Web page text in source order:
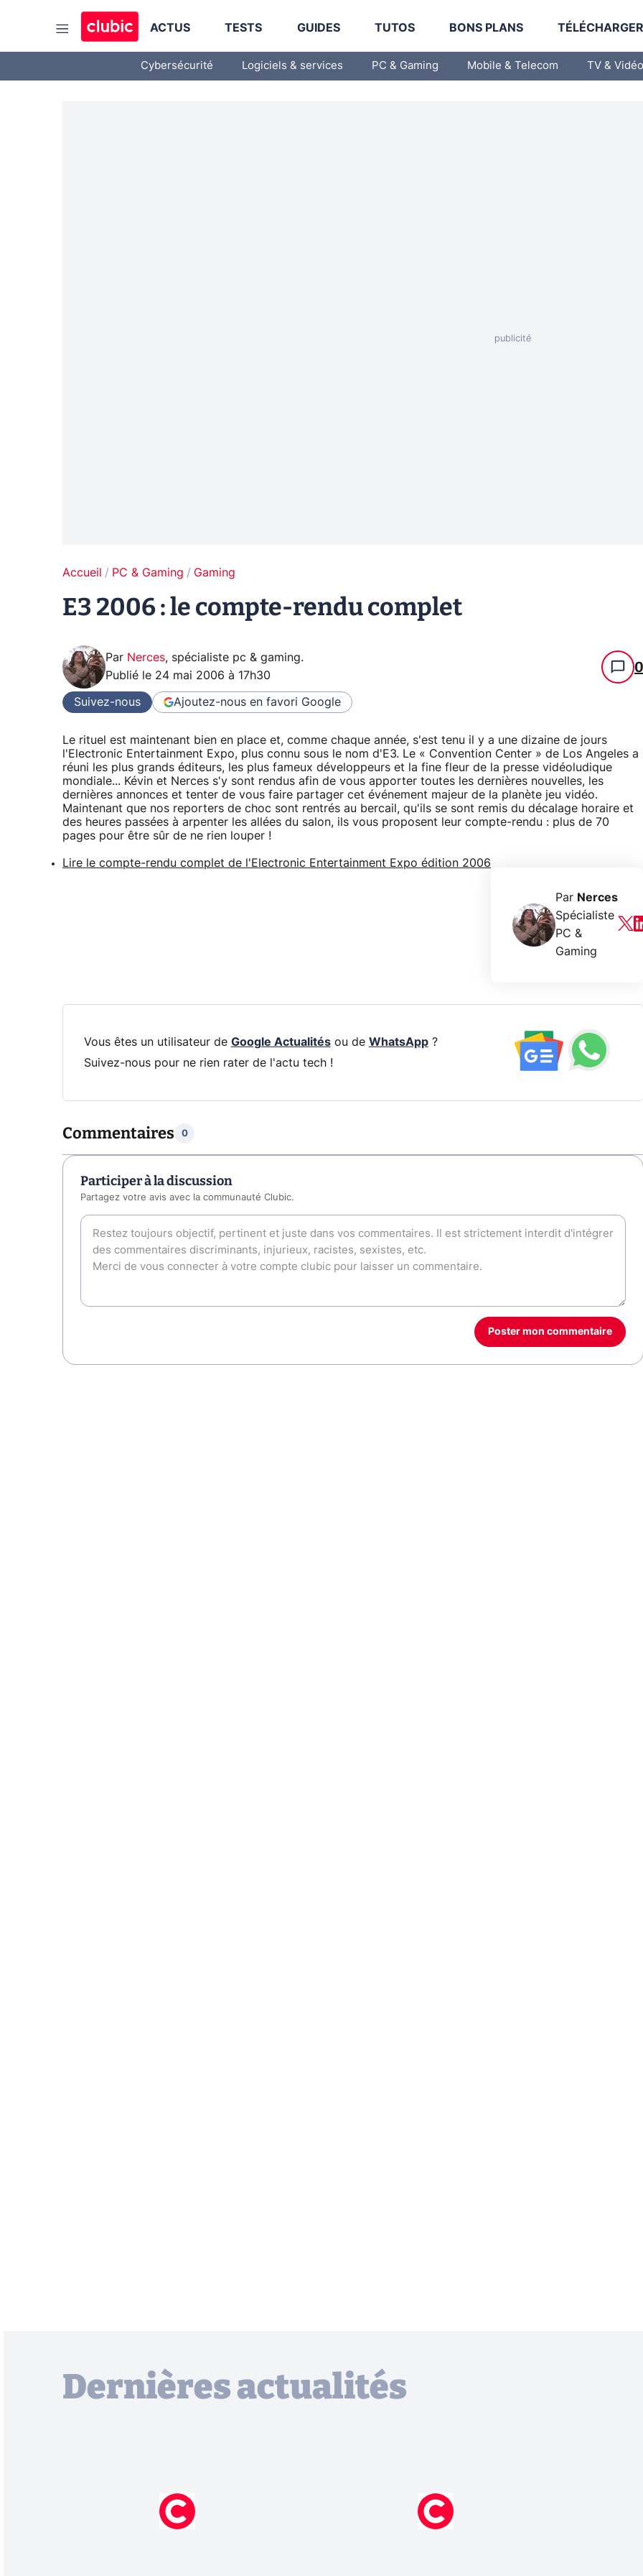
ACTUS TESTS GUIDES TUTOS BONS PLANS
Cybersécurité Logiciels & services PC & Gaming Mobile & Telecom TV & Vidéo
Accueil PC & Gaming Gaming
E3 2006 : le compte-rendu complet
Par Nerces, spécialiste pc & gaming.
Publié le 24 mai 2006 à 17h30 0
Suivez-nous Ajoutez-nous en favori Google
Le rituel est maintenant bien en place et, comme chaque année, s'est tenu il y a une dizaine de jours
l'Electronic Entertainment Expo, plus connu sous le nom d'E3. Le « Convention Center » de Los Angeles a
réuni les plus grands éditeurs, les plus fameux développeurs et la fine fleur de la presse vidéoludique
mondiale... Kévin et Nerces s'y sont rendus afin de vous apporter toutes les dernières nouvelles, les
dernières annonces et tenter de vous faire partager cet événement majeur de la planète jeu vidéo.
Maintenant que nos reporters de choc sont rentrés au bercail, qu'ils se sont remis du décalage horaire et
des heures passées à arpenter les allées du salon, ils vous proposent leur compte-rendu : plus de 70
pages pour être sûr de ne rien louper !
Lire le compte-rendu complet de l'Electronic Entertainment Expo édition 2006
Par Nerces
Spécialiste
PC &
Gaming
Vous êtes un utilisateur de Google Actualitésou de WhatsApp?
Suivez-nous pour ne rien rater de l'actu tech !
Commentaires 0
Participer à la discussion
Partagez votre avis avec la communauté Clubic.
Poster mon commentaire
Dernières actualités